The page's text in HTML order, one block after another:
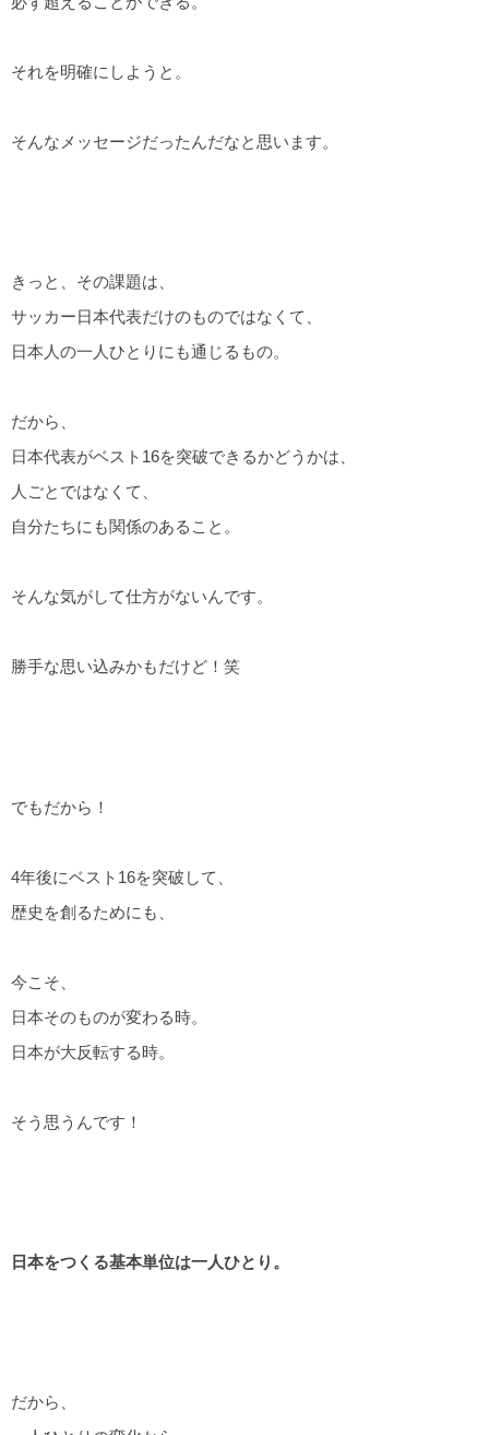
それを明確にしようと。
そんなメッセージだったんだなと思います。
きっと、その課題は、
サッカー日本代表だけのものではなくて、
日本人の一人ひとりにも通じるもの。
だから、
日本代表がベスト16を突破できるかどうかは、
人ごとではなくて、
自分たちにも関係のあること。
そんな気がして仕方がないんです。
勝手な思い込みかもだけど！笑
でもだから！
4年後にベスト16を突破して、
歴史を創るためにも、
今こそ、
日本そのものが変わる時。
日本が大反転する時。
そう思うんです！
日本をつくる基本単位は一人ひとり。
だから、